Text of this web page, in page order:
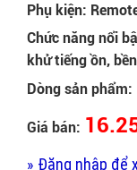
Phụ kiện:
Chức năng nổi
khử tiếng ồn,
Dòng sản phẩm:
Giá bán:
» Đăng nhập để